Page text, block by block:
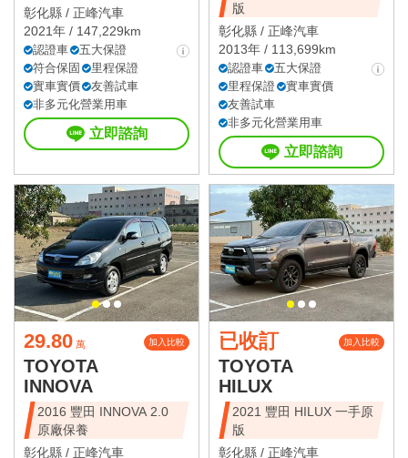
彰化縣 / 正峰汽車
2021年 / 147,229km
認證車
五大保證
符合保固
里程保證
實車實價
友善試車
非多元化營業用車
立即諮詢
版
彰化縣 / 正峰汽車
2013年 / 113,699km
認證車
五大保證
里程保證
實車實價
友善試車
非多元化營業用車
立即諮詢
29.80 萬 加入比較
TOYOTA
INNOVA
2016 豐田 INNOVA 2.0
原廠保養
彰化縣 / 正峰汽車
已收訂 加入比較
TOYOTA
HILUX
2021 豐田 HILUX 一手原
版
彰化縣 / 正峰汽車